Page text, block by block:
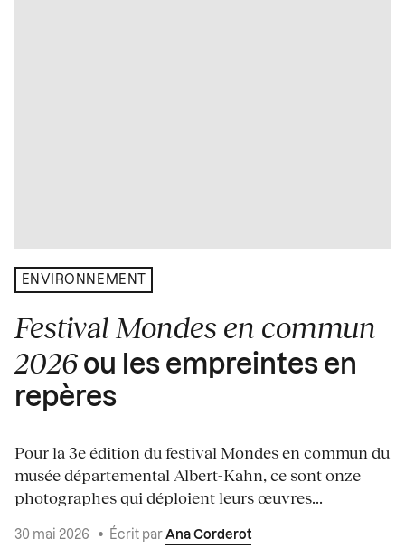
ENVIRONNEMENT
Festival Mondes en commun
2026 ou les empreintes en
repères
Pour la 3e édition du festival Mondes en commun du
musée départemental Albert-Kahn, ce sont onze
photographes qui déploient leurs œuvres...
30 mai 2026 • Écrit par Ana Corderot